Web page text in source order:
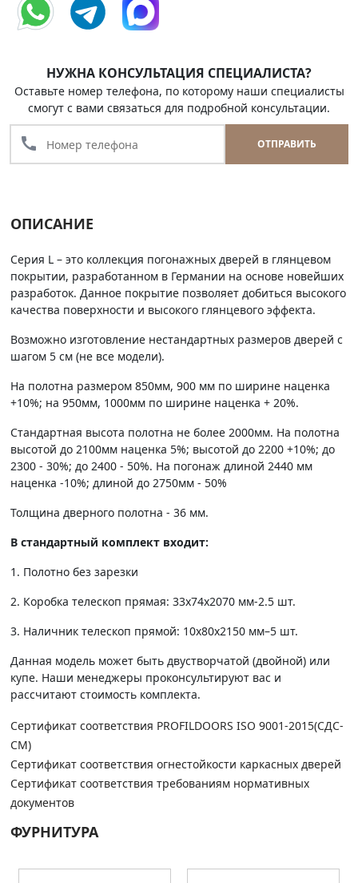
НУЖНА КОНСУЛЬТАЦИЯ СПЕЦИАЛИСТА?
Оставьте номер телефона, по которому наши специалисты
смогут с вами связаться для подробной консультации.
call ОТПРАВИТЬ
ОПИСАНИЕ
Серия L – это коллекция погонажных дверей в глянцевом
покрытии, разработанном в Германии на основе новейших
разработок. Данное покрытие позволяет добиться высокого
качества поверхности и высокого глянцевого эффекта.
Возможно изготовление нестандартных размеров дверей с
шагом 5 см (не все модели).
На полотна размером 850мм, 900 мм по ширине наценка
+10%; на 950мм, 1000мм по ширине наценка + 20%.
Стандартная высота полотна не более 2000мм. На полотна
высотой до 2100мм наценка 5%; высотой до 2200 +10%; до
2300 - 30%; до 2400 - 50%. На погонаж длиной 2440 мм
наценка -10%; длиной до 2750мм - 50%
Толщина дверного полотна - 36 мм.
В стандартный комплект входит:
1. Полотно без зарезки
2. Коробка телескоп прямая: 33х74х2070 мм-2.5 шт.
3. Наличник телескоп прямой: 10х80х2150 мм–5 шт.
Данная модель может быть двустворчатой (двойной) или
купе. Наши менеджеры проконсультируют вас и
рассчитают стоимость комплекта.
Сертификат соответствия PROFILDOORS ISO 9001-2015(СДС-
СМ)
Сертификат соответствия огнестойкости каркасных дверей
Сертификат соответствия требованиям нормативных
документов
ФУРНИТУРА